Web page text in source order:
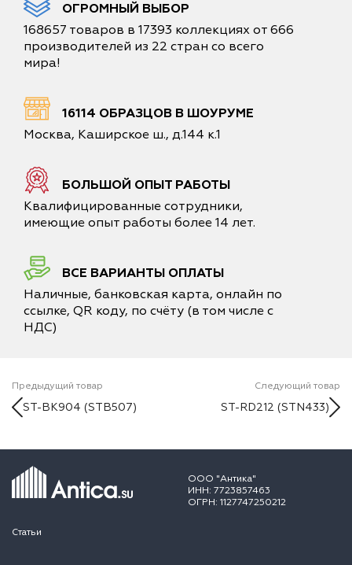
ОГРОМНЫЙ ВЫБОР
168657 товаров в 17393 коллекциях от 666
производителей из 22 стран со всего
мира!
16114 ОБРАЗЦОВ В ШОУРУМЕ
Москва, Каширское ш., д.144 к.1
БОЛЬШОЙ ОПЫТ РАБОТЫ
Квалифицированные сотрудники,
имеющие опыт работы более 14 лет.
ВСЕ ВАРИАНТЫ ОПЛАТЫ
Наличные, банковская карта, онлайн по
ссылке, QR коду, по счёту (в том числе с
НДС)
Предыдущий товар
ST-BK904 (STB507)
Следующий товар
ST-RD212 (STN433)
ООО "Антика"
ИНН: 7723857463
ОГРН: 1127747250212
Статьи